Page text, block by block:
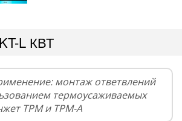
L КВТ
монтаж ответвлений
термоусаживаемых
ТРМ и ТРМ-А